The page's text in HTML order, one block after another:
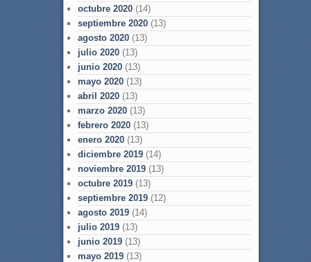
octubre 2020(14)
septiembre 2020(13)
agosto 2020(13)
julio 2020(13)
junio 2020(13)
mayo 2020(13)
abril 2020(13)
marzo 2020(13)
febrero 2020(13)
enero 2020(13)
diciembre 2019(14)
noviembre 2019(13)
octubre 2019(13)
septiembre 2019(12)
agosto 2019(14)
julio 2019(13)
junio 2019(13)
mayo 2019(13)